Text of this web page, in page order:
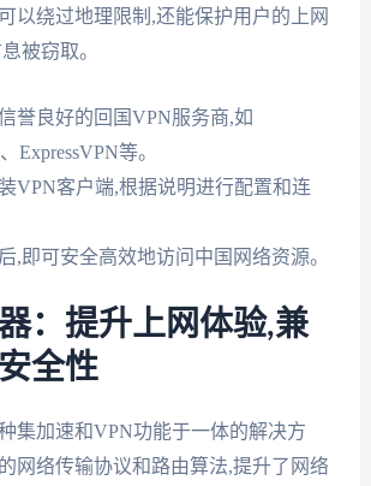
以绕过地理限制,还能保护用户的上网
被窃取。
誉良好的回国VPN服务商,如
ExpressVPN等。
VPN客户端,根据说明进行配置和连
,即可安全高效地访问中国网络资源。
：提升上网体验,兼
全性
集加速和VPN功能于一体的解决方
网络传输协议和路由算法,提升了网络